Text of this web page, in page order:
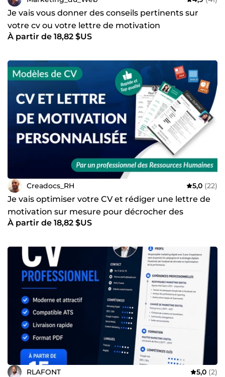
Je vais vous donner des conseils pertinents sur
votre cv ou votre lettre de motivation
À partir de 18,82 $US
Creadocs_RH 5,0 (22)
Je vais optimiser votre CV et rédiger une lettre de
motivation sur mesure pour décrocher des
entretiens
À partir de 18,82 $US
RLAFONT 5,0 (2)